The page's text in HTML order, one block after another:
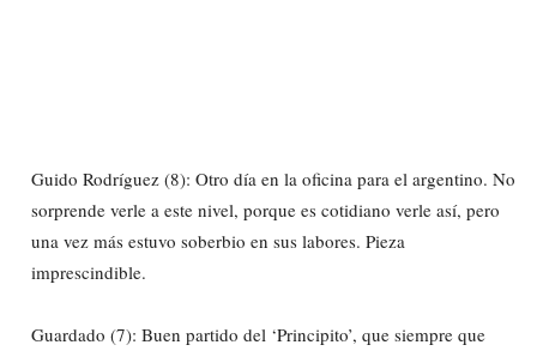
Guido Rodríguez (8): Otro día en la oficina para el argentino. No
sorprende verle a este nivel, porque es cotidiano verle así, pero
una vez más estuvo soberbio en sus labores. Pieza
imprescindible.
Guardado (7): Buen partido del ‘Principito’, que siempre que